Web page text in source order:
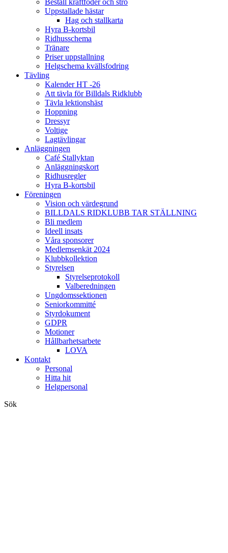
Beställ kraftfoder och strö
Uppstallade hästar
Hag och stallkarta
Hyra B-kortsbil
Ridhusschema
Tränare
Priser uppstallning
Helgschema kvällsfodring
Tävling
Kalender HT -26
Att tävla för Billdals Ridklubb
Tävla lektionshäst
Hoppning
Dressyr
Voltige
Lagtävlingar
Anläggningen
Café Stallyktan
Anläggningskort
Ridhusregler
Hyra B-kortsbil
Föreningen
Vision och värdegrund
BILLDALS RIDKLUBB TAR STÄLLNING
Bli medlem
Ideell insats
Våra sponsorer
Medlemsenkät 2024
Klubbkollektion
Styrelsen
Styrelseprotokoll
Valberedningen
Ungdomssektionen
Seniorkommitté
Styrdokument
GDPR
Motioner
Hållbarhetsarbete
LOVA
Kontakt
Personal
Hitta hit
Helgpersonal
Sök